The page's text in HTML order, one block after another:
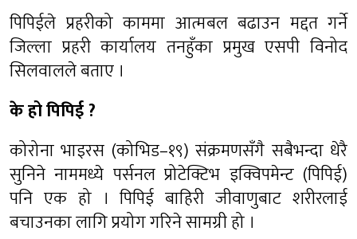
पिपिईले प्रहरीको काममा आत्मबल बढाउन मद्दत गर्ने
जिल्ला प्रहरी कार्यालय तनहुँका प्रमुख एसपी विनोद
सिलवालले बताए ।
के हो पिपिई ?
कोरोना भाइरस (कोभिड–१९) संक्रमणसँगै सबैभन्दा धेरै
सुनिने नाममध्ये पर्सनल प्रोटेक्टिभ इक्विपमेन्ट (पिपिई)
पनि एक हो । पिपिई बाहिरी जीवाणुबाट शरीरलाई
बचाउनका लागि प्रयोग गरिने सामग्री हो ।